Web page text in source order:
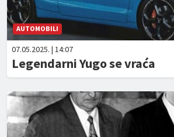
AUTOMOBILI
07.05.2025. | 14:07
Legendarni Yugo se vraća